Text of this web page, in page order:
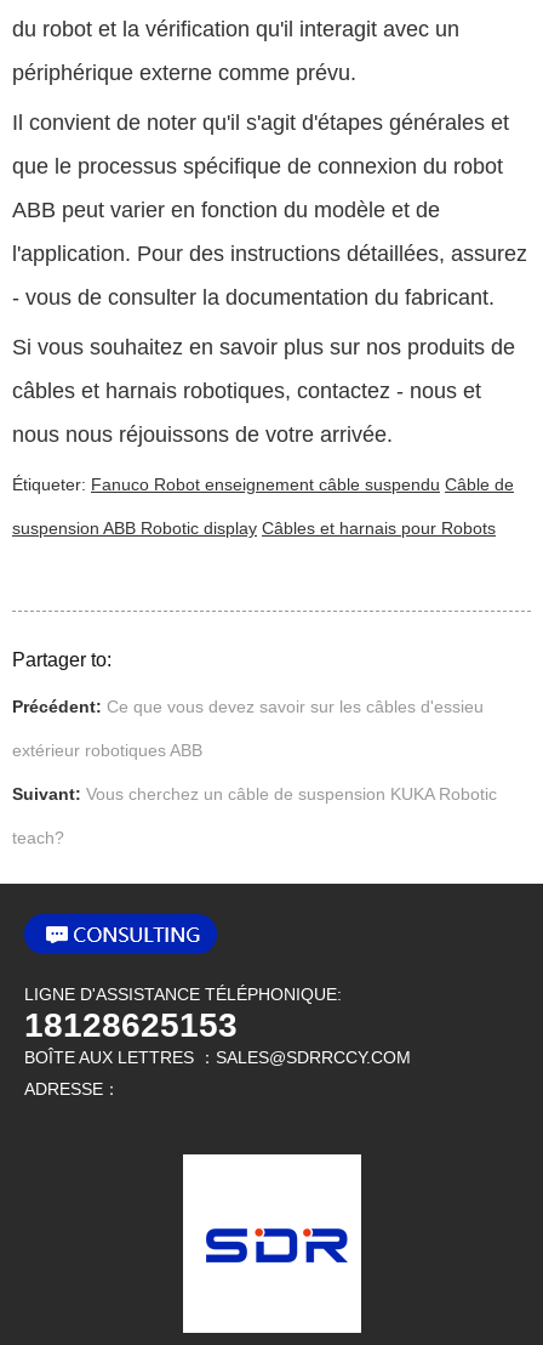
du robot et la vérification qu'il interagit avec un
périphérique externe comme prévu.
Il convient de noter qu'il s'agit d'étapes générales et
que le processus spécifique de connexion du robot
ABB peut varier en fonction du modèle et de
l'application. Pour des instructions détaillées, assurez
- vous de consulter la documentation du fabricant.
Si vous souhaitez en savoir plus sur nos produits de
câbles et harnais robotiques, contactez - nous et
nous nous réjouissons de votre arrivée.
Étiqueter: Fanuco Robot enseignement câble suspendu Câble de
suspension ABB Robotic display Câbles et harnais pour Robots
Partager to:
Précédent: Ce que vous devez savoir sur les câbles d'essieu
extérieur robotiques ABB
Suivant: Vous cherchez un câble de suspension KUKA Robotic
teach?
LIGNE D'ASSISTANCE TÉLÉPHONIQUE:
18128625153
BOÎTE AUX LETTRES ：SALES@SDRRCCY.COM
ADRESSE：